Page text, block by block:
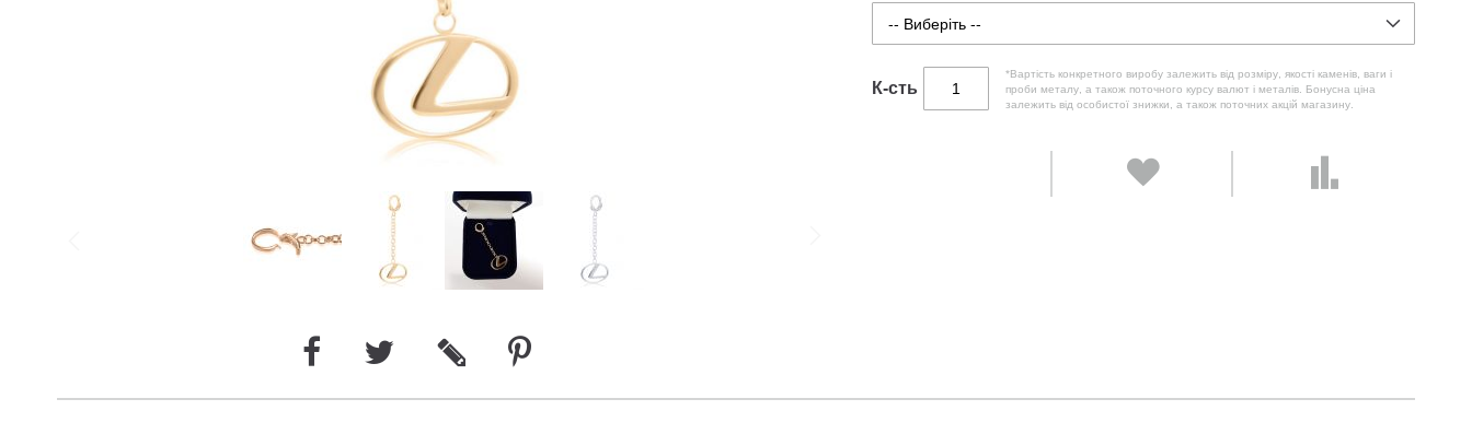
К-сть
*Вартість конкретного виробу залежить від розміру, якості каменів, ваги і
проби металу, а також поточного курсу валют і металів. Бонусна ціна
залежить від особистої знижки, а також поточних акцій магазину.